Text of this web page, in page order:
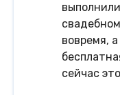
вовремя,
сейчас